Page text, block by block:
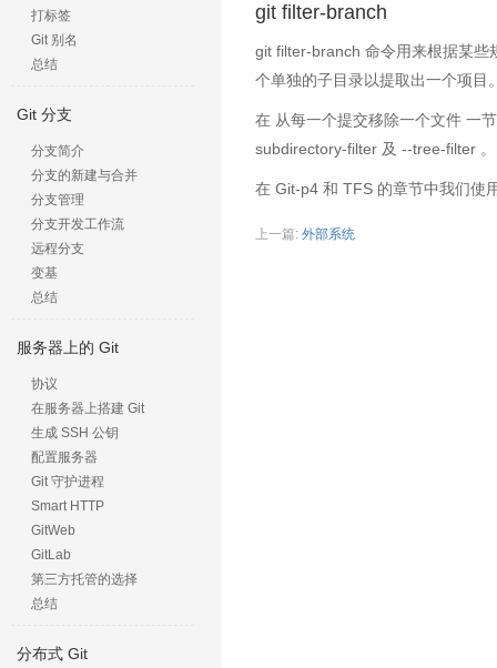
打标签
Git 别名
总结
Git 分支
分支简介
分支的新建与合并
分支管理
分支开发工作流
远程分支
变基
总结
服务器上的 Git
协议
在服务器上搭建 Git
生成 SSH 公钥
配置服务器
Git 守护进程
Smart HTTP
GitWeb
GitLab
第三方托管的选择
总结
分布式 Git
git filter-branch
git filter-branch 命令用来根据某些
个单独的子目录以提取出一个项目
在 从每一个提交移除一个文件 一
subdirectory-filter 及 --tree-filter 。
在 Git-p4 和 TFS 的章节中我们使
上一篇: 外部系统